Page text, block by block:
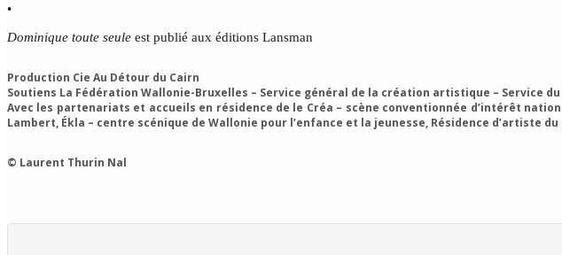
•
Dominique toute seule est publié aux éditions Lansman
Production Cie Au Détour du Cairn
Soutiens La Fédération Wallonie-Bruxelles – Service général de la création artistique – Service
Avec les partenariats et accueils en résidence de le Créa – scène conventionnée d’intérêt
Lambert, Ékla – centre scénique de Wallonie pour l’enfance et la jeunesse, Résidence d’artiste
© Laurent Thurin Nal